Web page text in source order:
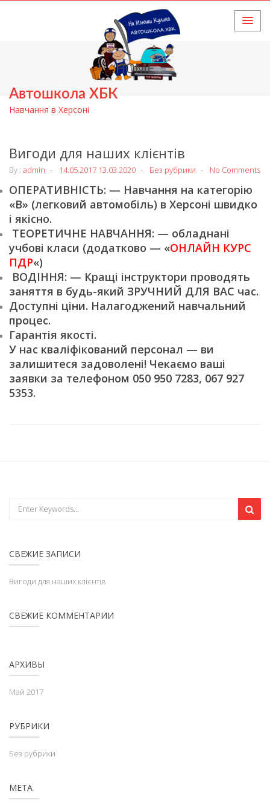
Автошкола ХБК
Навчання в Херсоні
HOME
Вигоди для наших клієнтів
By : admin 14.05.2017 13.03.2020 Без рубрики No Comments
ОПЕРАТИВНІСТЬ: — Навчання на категорію
«В» (легковий автомобіль) в Херсоні швидко
і якісно.
ТЕОРЕТИЧНЕ НАВЧАННЯ: — обладнані
учбові класи (додатково — «ОНЛАЙН КУРС
ПДР«)
ВОДІННЯ: — Кращі інструктори проводять
заняття в будь-який ЗРУЧНИЙ ДЛЯ ВАС час.
Доступні ціни. Налагоджений навчальний
процес.
Гарантія якості.
У нас кваліфікований персонал — ви
залишитеся задоволені! Чекаємо ваші
заявки за телефоном 050 950 7283, 067 927
5353.
СВЕЖИЕ ЗАПИСИ
Вигоди для наших клієнтів
СВЕЖИЕ КОММЕНТАРИИ
АРХИВЫ
Май 2017
РУБРИКИ
Без рубрики
МЕТА